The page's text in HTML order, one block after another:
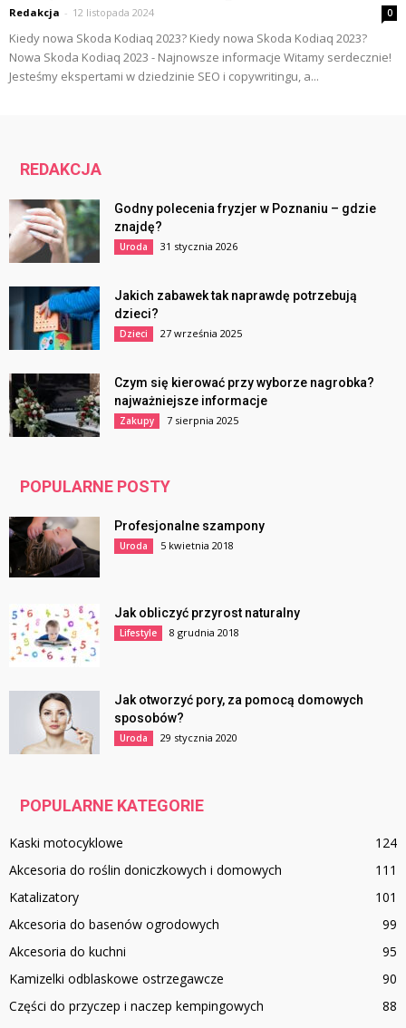
Redakcja - 12 listopada 2024 0
Kiedy nowa Skoda Kodiaq 2023? Kiedy nowa Skoda Kodiaq 2023?
Nowa Skoda Kodiaq 2023 - Najnowsze informacje Witamy serdecznie!
Jesteśmy ekspertami w dziedzinie SEO i copywritingu, a...
REDAKCJA
Godny polecenia fryzjer w Poznaniu – gdzie
znajdę?
Uroda 31 stycznia 2026
Jakich zabawek tak naprawdę potrzebują
dzieci?
Dzieci 27 września 2025
Czym się kierować przy wyborze nagrobka?
najważniejsze informacje
Zakupy 7 sierpnia 2025
POPULARNE POSTY
Profesjonalne szampony
Uroda 5 kwietnia 2018
Jak obliczyć przyrost naturalny
Lifestyle 8 grudnia 2018
Jak otworzyć pory, za pomocą domowych
sposobów?
Uroda 29 stycznia 2020
POPULARNE KATEGORIE
Kaski motocyklowe
124
Akcesoria do roślin doniczkowych i domowych
111
Katalizatory
101
Akcesoria do basenów ogrodowych
99
Akcesoria do kuchni
95
Kamizelki odblaskowe ostrzegawcze
90
Części do przyczep i naczep kempingowych
88